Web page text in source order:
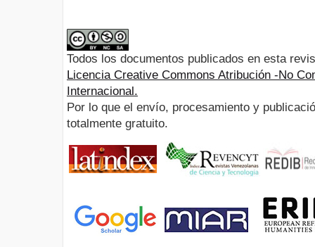
Todos los documentos publicados en esta
Licencia Creative Commons Atribución -No
Internacional.
Por lo que el envío, procesamiento y
totalmente gratuito.